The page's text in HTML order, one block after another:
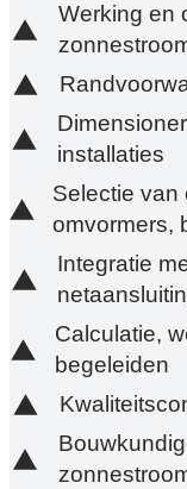
Werking en
installaties
Selectie van
omvormers,
Integratie
Calculatie,
begeleiden